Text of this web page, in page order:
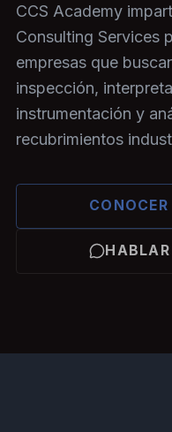
CCS Academy
Consulting Services
empresas que
inspección,
instrumentación y
recubrimientos